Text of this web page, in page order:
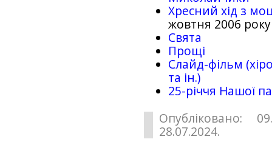
Хресний хід з
жовтня 2006 року
Свята
Прощі
Слайд-фільм
та ін.)
25-рiччя Нашої
Опубліковано:
28.07.2024.